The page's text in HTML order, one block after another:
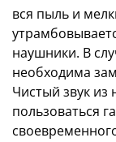
вся пыль и
наушники. В
необходима
Чистый звук
пользоваться